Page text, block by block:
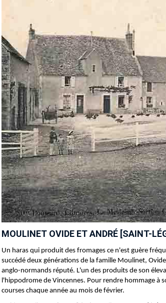
MOULINET OVIDE ET ANDRÉ [SAINT-
Un haras qui produit des fromages ce n'est guère
succédé deux générations de la famille Moulinet,
anglo-normands réputé. L'un des produits de son
l'hippodrome de Vincennes. Pour rendre hommage à
courses chaque année au mois de février.